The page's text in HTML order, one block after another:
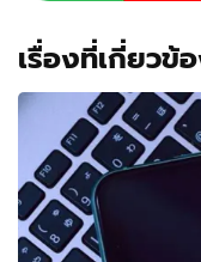
เรื่องที่เกี่ยวข้